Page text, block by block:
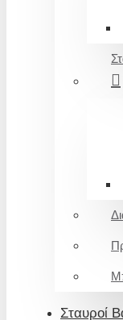
Σταυροί